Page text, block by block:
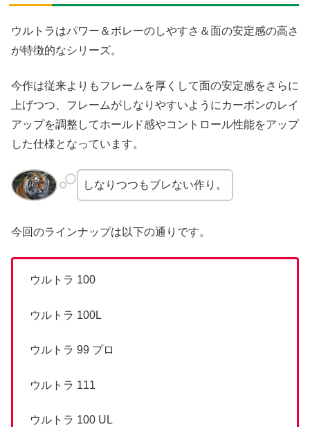
ウルトラはパワー＆ボレーのしやすさ＆面の安定感の高さ
が特徴的なシリーズ。
今作は従来よりもフレームを厚くして面の安定感をさらに
上げつつ、フレームがしなりやすいようにカーボンのレイ
アップを調整してホールド感やコントロール性能をアップ
した仕様となっています。
しなりつつもブレない作り。
今回のラインナップは以下の通りです。
ウルトラ 100
ウルトラ 100L
ウルトラ 99 プロ
ウルトラ 111
ウルトラ 100 UL